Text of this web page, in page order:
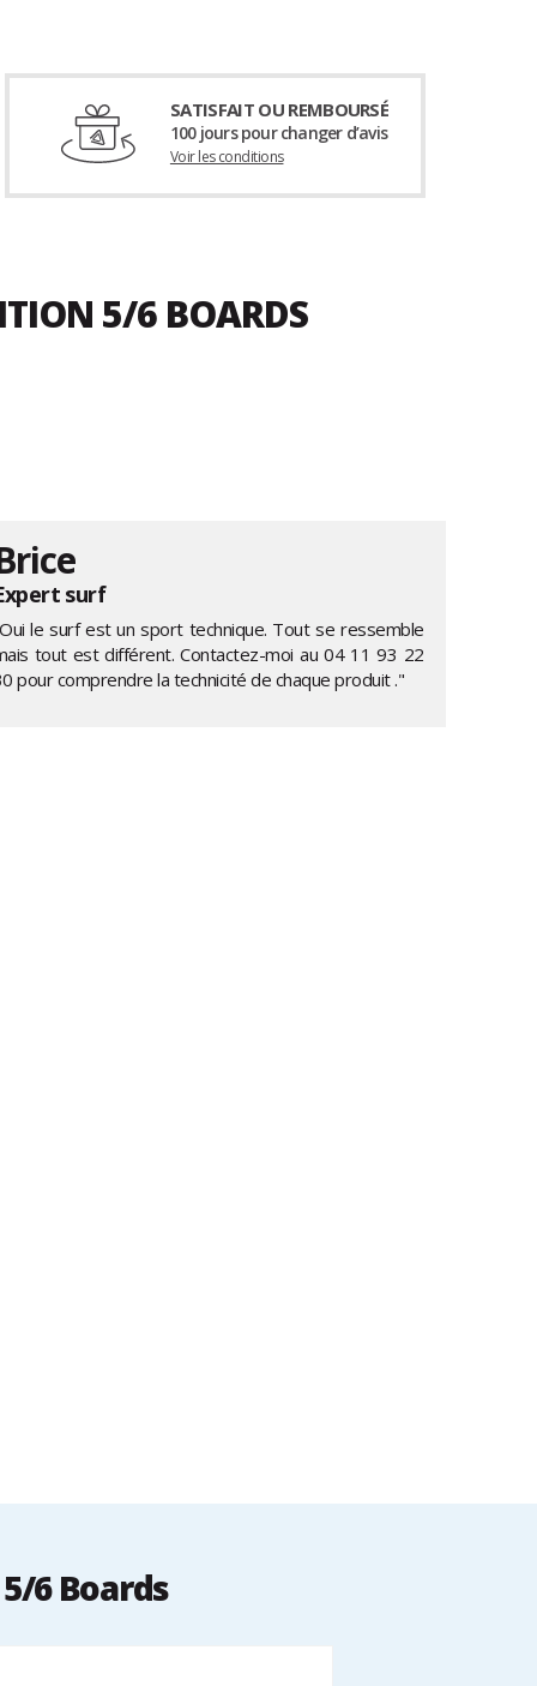
SATISFAIT OU REMBOURSÉ
100 jours pour changer d’avis
Voir les conditions
5/6 BOARDS
surf
le surf est un sport technique. Tout se ressemble
tout est différent. Contactez-moi au04 11 93 22
pour comprendre la technicité de chaque produit ."
6 Boards